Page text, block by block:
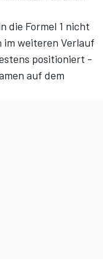
die Formel 1 nicht
im weiteren Verlauf
positioniert -
auf dem